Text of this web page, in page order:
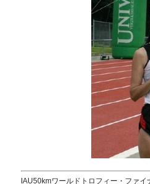
IAU50kmワールドトロフィー・ファ